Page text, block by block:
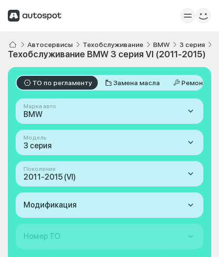
Автосервисы Техобслуживание BMW 3 серия
Техобслуживание BMW 3 серия VI (2011-2015)
ТО по регламенту Замена масла Ремонт
Марка авто
BMW
Модель
3 серия
Поколение
2011-2015 (VI)
Модификация
Номер ТО